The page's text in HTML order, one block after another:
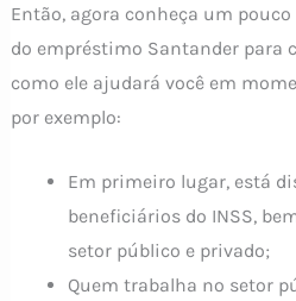
Então, agora conheça um
do empréstimo Santander para
como ele ajudará você em
por exemplo:
Em primeiro lugar, está
beneficiários do INSS,
setor público e privado;
Quem trabalha no setor